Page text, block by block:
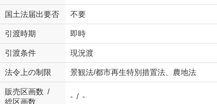
国土法届出要否 不要
引渡時期 即時
引渡条件 現況渡
法令上の制限 景観法/都市再生特別措置法、農地法
販売区画数 /
総区画数
- / -